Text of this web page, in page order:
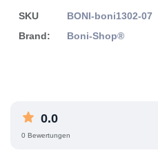
SKU
BONI-boni1302-07
Brand:
Boni-Shop®
0.0
0 Bewertungen